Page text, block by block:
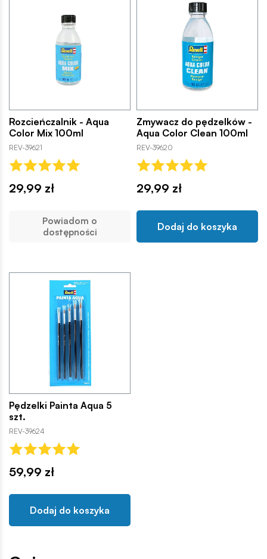
Rozcieńczalnik - Aqua
Color Mix 100ml
REV-39621
29,99 zł
Powiadom o
dostępności
Zmywacz do pędzelków -
Aqua Color Clean 100ml
REV-39620
29,99 zł
Dodaj do koszyka
Pędzelki Painta Aqua 5
szt.
REV-39624
59,99 zł
Dodaj do koszyka